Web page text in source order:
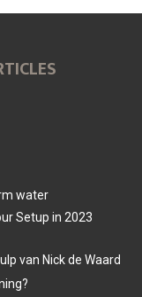
water
Setup in 2023
van Nick de Waard